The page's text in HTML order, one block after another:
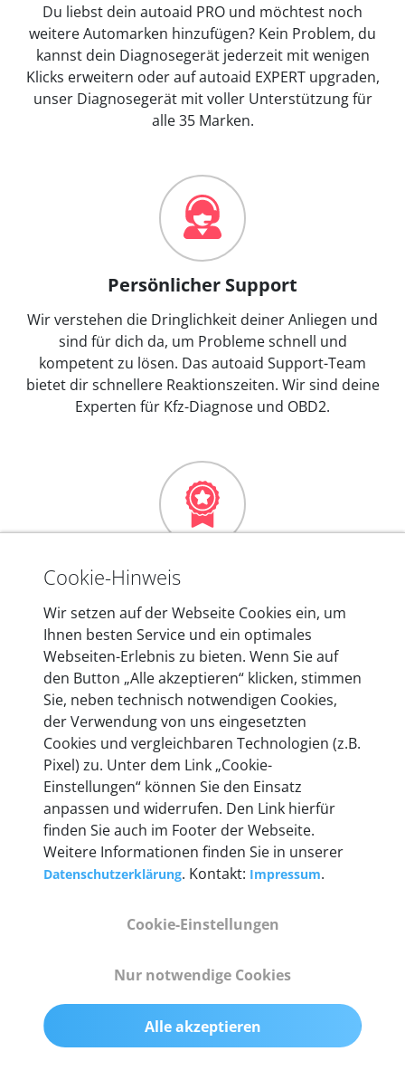
Du liebst dein autoaid PRO und möchtest noch
weitere Automarken hinzufügen? Kein Problem, du
kannst dein Diagnosegerät jederzeit mit wenigen
Klicks erweitern oder auf autoaid EXPERT upgraden,
unser Diagnosegerät mit voller Unterstützung für
alle 35 Marken.
Persönlicher Support
Wir verstehen die Dringlichkeit deiner Anliegen und
sind für dich da, um Probleme schnell und
kompetent zu lösen. Das autoaid Support-Team
bietet dir schnellere Reaktionszeiten. Wir sind deine
Experten für Kfz-Diagnose und OBD2.
Mehr als 10 Jahre Erfahrung
In den Kfz-Diagnosegeräten von autoaid stecken
mehr als 10 Jahre Erfahrung, und auch in Zukunft
entwickeln wir unsere Produkte am Standort in
Berlin laufend weiter. Auf diese Qualität vertrauen
heute mehr als 60.000 Privatkunden und
Unternehmen.
Technische Details &
Lieferumfang
Abmessungen
Gewicht
200 g
Cookie-Hinweis
Wir setzen auf der Webseite Cookies ein, um
Ihnen besten Service und ein optimales
Webseiten-Erlebnis zu bieten. Wenn Sie auf
den Button „Alle akzeptieren“ klicken, stimmen
Sie, neben technisch notwendigen Cookies,
der Verwendung von uns eingesetzten
Cookies und vergleichbaren Technologien (z.B.
Pixel) zu. Unter dem Link „Cookie-
Einstellungen“ können Sie den Einsatz
anpassen und widerrufen. Den Link hierfür
finden Sie auch im Footer der Webseite.
Weitere Informationen finden Sie in unserer
Datenschutzerklärung. Kontakt: Impressum.
Cookie-Einstellungen
Nur notwendige Cookies
Alle akzeptieren